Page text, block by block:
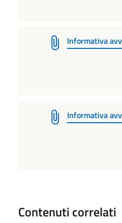
Informativa
Informativa
Contenuti correlati